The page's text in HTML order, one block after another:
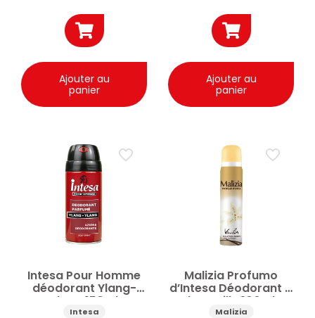
Ajouter au
panier
Ajouter au
panier
Intesa Pour Homme
déodorant Ylang-
Ylang 150ml
Intesa
Malizia Profumo
d’Intesa Déodorant à
la vanille 100ml
Malizia